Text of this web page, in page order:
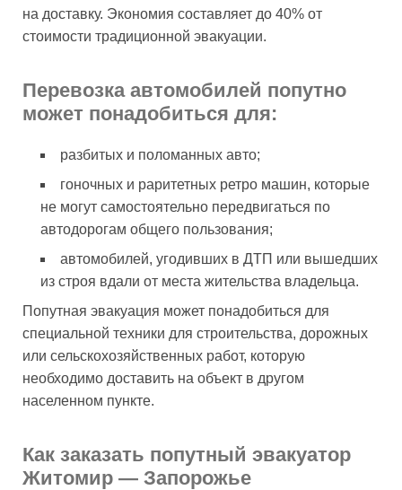
на доставку. Экономия составляет до 40% от
стоимости традиционной эвакуации.
Перевозка автомобилей попутно
может понадобиться для:
разбитых и поломанных авто;
гоночных и раритетных ретро машин, которые
не могут самостоятельно передвигаться по
автодорогам общего пользования;
автомобилей, угодивших в ДТП или вышедших
из строя вдали от места жительства владельца.
Попутная эвакуация может понадобиться для
специальной техники для строительства, дорожных
или сельскохозяйственных работ, которую
необходимо доставить на объект в другом
населенном пункте.
Как заказать попутный эвакуатор
Житомир — Запорожье